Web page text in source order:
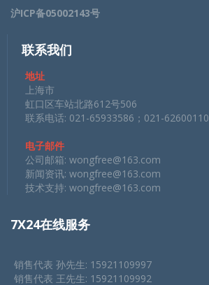
沪ICP备05002143号
联系我们
地址
上海市
虹口区车站北路612号506
联系电话: 021-65933586；021-62600110
电子邮件
公司邮箱: wongfree@163.com
新闻资讯: wongfree@163.com
技术支持: wongfree@163.com
7X24在线服务
销售代表 孙先生: 15921109997
销售代表 王先生: 15921109992